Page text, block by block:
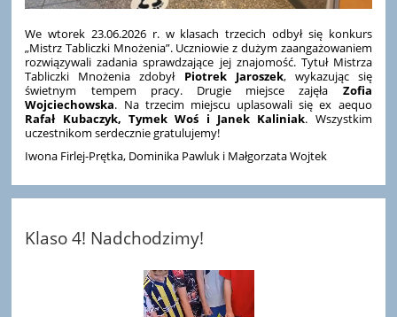
We wtorek 23.06.2026 r. w klasach trzecich odbył się konkurs
„Mistrz Tabliczki Mnożenia”. Uczniowie z dużym zaangażowaniem
rozwiązywali zadania sprawdzające jej znajomość. Tytuł Mistrza
Tabliczki Mnożenia zdobył Piotrek Jaroszek, wykazując się
świetnym tempem pracy. Drugie miejsce zajęła Zofia
Wojciechowska. Na trzecim miejscu uplasowali się ex aequo
Rafał Kubaczyk, Tymek Woś i Janek Kaliniak. Wszystkim
uczestnikom serdecznie gratulujemy!
Iwona Firlej-Prętka, Dominika Pawluk i Małgorzata Wojtek
Klaso 4! Nadchodzimy!